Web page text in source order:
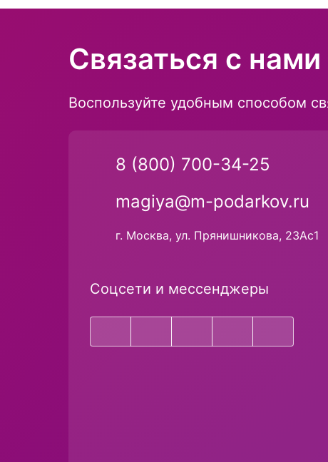
Связаться с нами
Воспользуйте удобным способом
8 (800) 700-34-25
magiya@m-podarkov.ru
г. Москва, ул. Прянишникова, 23Ас1
Соцсети и мессенджеры